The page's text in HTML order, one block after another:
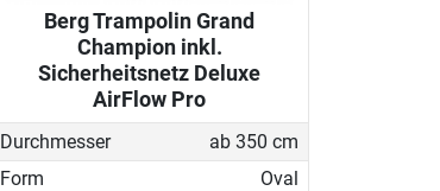
Berg Trampolin Grand
Champion inkl.
Sicherheitsnetz Deluxe
AirFlow Pro
Durchmesser
ab 350 cm
Form
Oval